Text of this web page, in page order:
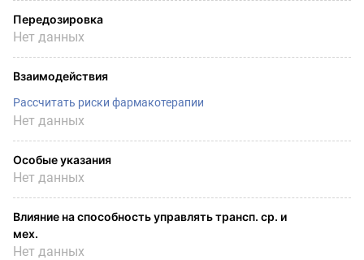
Передозировка
Нет данных
Взаимодействия
Рассчитать риски фармакотерапии
Нет данных
Особые указания
Нет данных
Влияние на способность управлять трансп. ср. и
мех.
Нет данных